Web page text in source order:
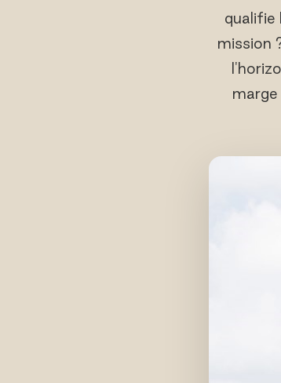
qualifie
mission